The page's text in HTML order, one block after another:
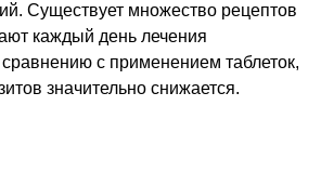
Существует множество рецептов
каждый день лечения
с применением таблеток,
значительно снижается.